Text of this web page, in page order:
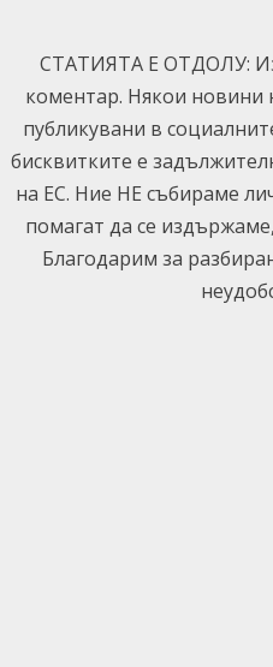
content
СТАТИЯТА Е ОТДОЛУ:
коментар. Някои новини
публикувани в
бисквитките е
на ЕС. Ние НЕ събираме
помагат да се
Благодарим за